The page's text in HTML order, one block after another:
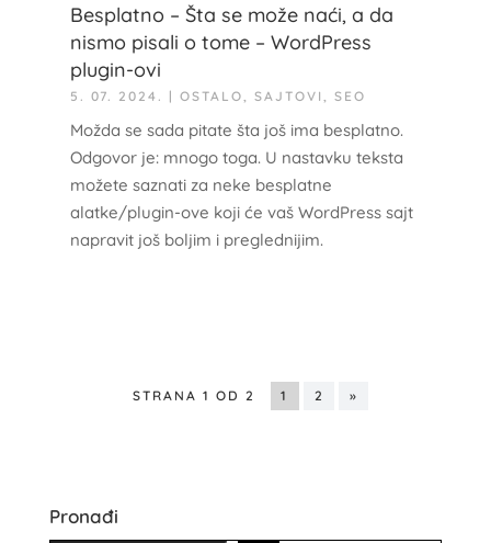
Besplatno – Šta se može naći, a da
nismo pisali o tome – WordPress
plugin-ovi
5. 07. 2024. | OSTALO SAJTOVI SEO
Možda se sada pitate šta još ima besplatno.
Odgovor je: mnogo toga. U nastavku teksta
možete saznati za neke besplatne
alatke/plugin-ove koji će vaš WordPress sajt
napravit još boljim i preglednijim.
STRANA 1 OD 2 1 2 »
Pronađi